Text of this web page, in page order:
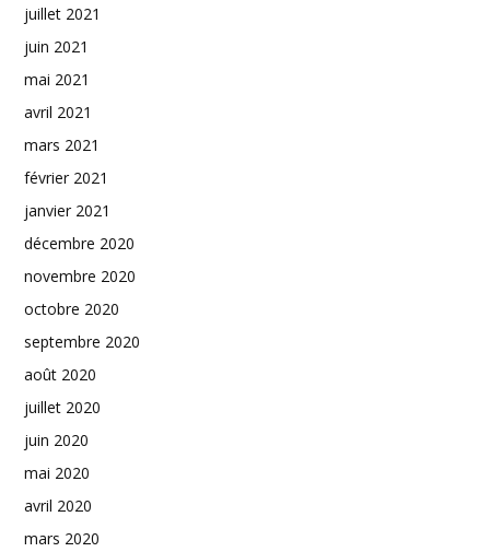
juillet 2021
juin 2021
mai 2021
avril 2021
mars 2021
février 2021
janvier 2021
décembre 2020
novembre 2020
octobre 2020
septembre 2020
août 2020
juillet 2020
juin 2020
mai 2020
avril 2020
mars 2020